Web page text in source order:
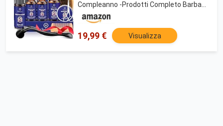
Compleanno -Prodotti Completo Barba
con Rullo Barba, Siero per la Crescita
Barba, Shampoo Barba, Olio, Balsamo,
Forbici Barba e altro
19,99 € Visualizza